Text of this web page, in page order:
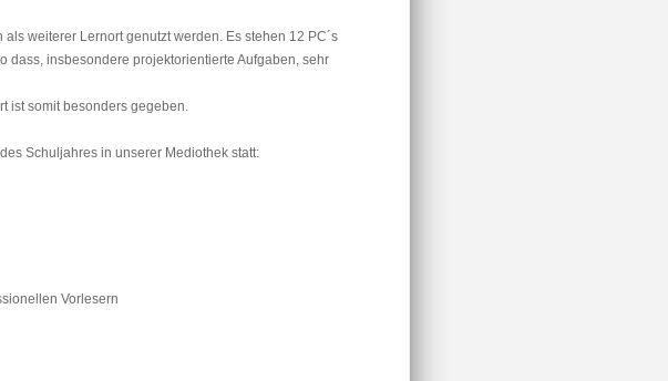
weiterer Lernort genutzt werden. Es stehen 12 PC´s
dass, insbesondere projektorientierte Aufgaben, sehr
ist somit besonders gegeben.
Schuljahres in unserer Mediothek statt:
Vorlesern